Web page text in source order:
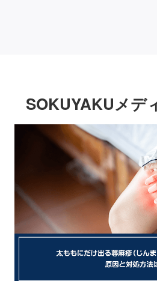
SOKUYAKUメデ